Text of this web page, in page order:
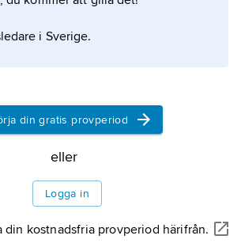
i områden förändrade av
beror på att kärlväggens
till sammandragning
om artikeln
i Sverige.
din gratis provperiod
eller
Logga in
din kostnadsfria provperiod härifrån.